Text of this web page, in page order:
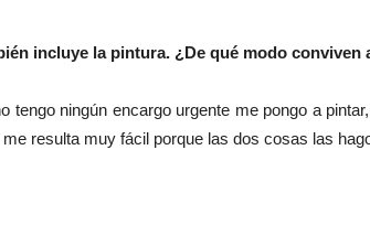
incluye la pintura. ¿De qué modo
tengo ningún encargo urgente me pongo a
resulta muy fácil porque las dos cosas las